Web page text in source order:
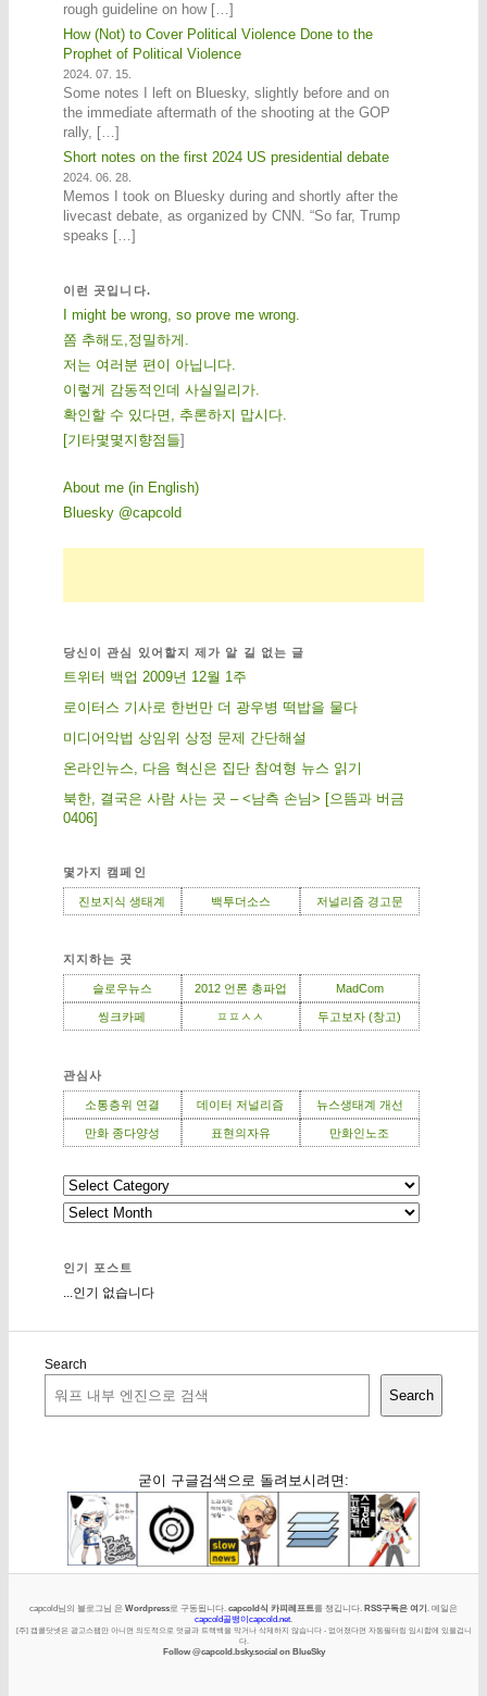
rough guideline on how […]
How (Not) to Cover Political Violence Done to the
Prophet of Political Violence
2024. 07. 15.
Some notes I left on Bluesky, slightly before and on
the immediate aftermath of the shooting at the GOP
rally, […]
Short notes on the first 2024 US presidential debate
2024. 06. 28.
Memos I took on Bluesky during and shortly after the
livecast debate, as organized by CNN. “So far, Trump
speaks […]
이런 곳입니다.
I might be wrong, so prove me wrong.
쫌 추해도,정밀하게.
저는 여러분 편이 아닙니다.
이렇게 감동적인데 사실일리가.
확인할 수 있다면, 추론하지 맙시다.
[기 타몇 몇 지 향점 들]
About me (in English)
Bluesky @capcold
당신이 관심 있어할지 제가 알 길 없는 글
트위터 백업 2009년 12월 1주
로이터스 기사로 한번만 더 광우병 떡밥을 물다
미디어악법 상임위 상정 문제 간단해설
온라인뉴스, 다음 혁신은 집단 참여형 뉴스 읽기
북한, 결국은 사람 사는 곳 – <남측 손님> [으뜸과 버금
0406]
몇가지 캠페인
진보지식 생태계 백투더소스 저널리즘 경고문
지지하는 곳
슬로우뉴스 2012 언론 총파업 MadCom
씽크카페 ㅍㅍㅅㅅ 두고보자 (창고)
관심사
소통층위 연결 데이터 저널리즘 뉴스생태계 개선
만화 종다양성 표현의자유 만화인노조
인기 포스트
...인기 없습니다
Search
Search
굳이 구글검색으로 돌려보시려면:
capcold님의 블로그님 은 Wordpress로 구동됩니다. capcold식 카피레프트를 챙깁니다. RSS구독은 여기. 메일은
capcold골뱅이capcold.net.
[주] 캡콜닷넷은 광고스팸만 아니면 의도적으로 덧글과 트랙백을 막거나 삭제하지 않습니다 - 없어졌다면 자동필터링 임시함에 있을겁니
다.
Follow @capcold.bsky.social on BlueSky